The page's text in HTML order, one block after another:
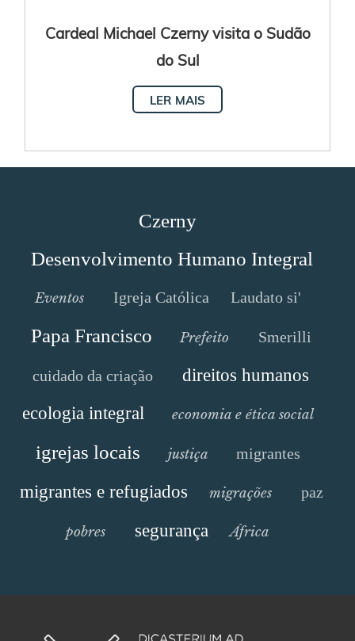
Cardeal Michael Czerny visita o Sudão
do Sul
LER MAIS
Czerny
Desenvolvimento Humano Integral
Eventos Igreja Católica Laudato si'
Papa Francisco Prefeito Smerilli
cuidado da criação
direitos humanos
ecologia integral
economia e ética social
igrejas locais justiça migrantes
migrantes e refugiados migrações paz
pobres segurança África